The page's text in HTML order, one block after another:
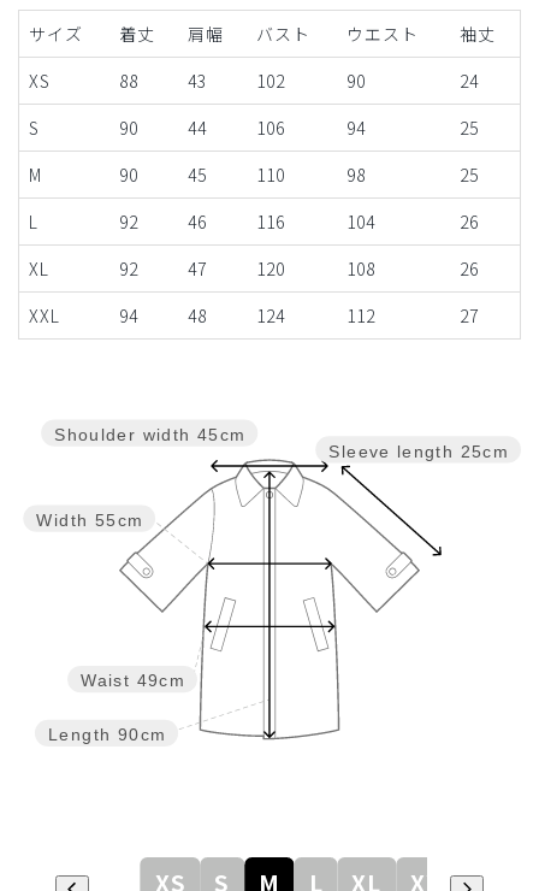
サイズ 着丈 肩幅 バスト ウエスト
袖丈
XS
88 43 102 90
24
S
90 44 106 94
25
M
90 45 110 98
25
L
92 46 116 104
26
XL
92 47 120 108
26
XXL
94 48 124 112 27
Sleeve length 25cm
Length 90cm
Waist 49cm
Width 55cm
Shoulder width 45cm
XS S M L XL XXL